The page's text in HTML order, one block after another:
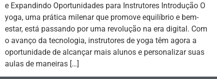
e Expandindo Oportunidades para Instrutores Introdução O
yoga, uma prática milenar que promove equilíbrio e bem-
estar, está passando por uma revolução na era digital. Com
o avanço da tecnologia, instrutores de yoga têm agora a
oportunidade de alcançar mais alunos e personalizar suas
aulas de maneiras […]